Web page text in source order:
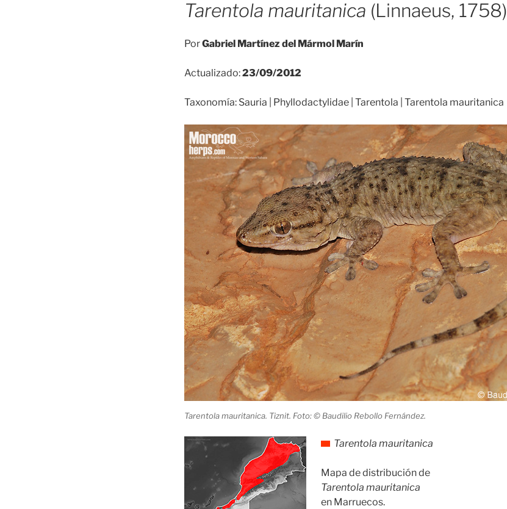
Tarentola mauritanica (Linnaeus, 1758)
PorGabriel Martínez del Mármol Marín
Actualizado:23/09/2012
Taxonomía: Sauria | Phyllodactylidae | Tarentola | Tarentola mauritanica
Tarentola mauritanica. Tiznit. Foto: © Baudilio Rebollo Fernández.
Tarentola mauritanica
Mapa de distribución de
Tarentola mauritanica
en Marruecos.